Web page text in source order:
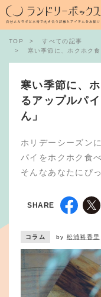
TOP
すべての記事
寒い季節に、ホクホク食べ
寒い季節に、
るアップルパ
ん」
ホリデーシーズン
パイをホクホク食
そんなあなたにぴ
SHARE
コラム by 松浦裕香里